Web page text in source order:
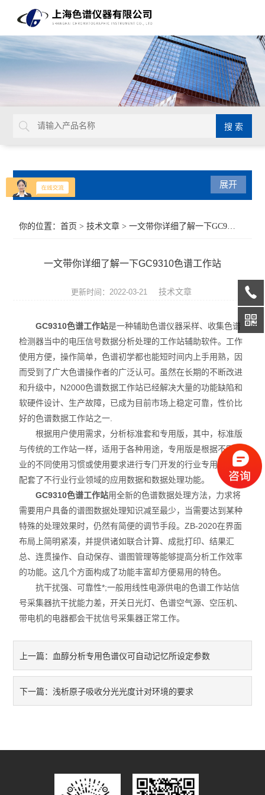
产品分类
通用型气相色谱仪
水份测定仪
微波消解/萃取仪
色谱配套设备
实验室设备
离子色谱仪
展开
你的位置：首页 >技术文章 > 一文带你详细了解一下GC9310色谱工作站
一文带你详细了解一下GC9310色谱工作站
更新时间：2022-03-21 技术文章
GC9310色谱工作站是一种辅助色谱仪器采样、收集色谱
检测器当中的电压信号数据分析处理的工作站辅助软件。工作
使用方便，操作简单，色谱初学都也能短时间内上手用熟，因
而受到了广大色谱操作者的广泛认可。虽然在长期的不断改进
和升级中，N2000色谱数据工作站已经解决大量的功能缺陷和
软硬件设计、生产故障，已成为目前市场上稳定可靠，性价比
好的色谱数据工作站之一.
根据用户使用需求，分析标准套和专用版，其中，标准版
与传统的工作站一样，适用于各种用途，专用版是根据不同行
业的不同使用习惯或使用要求进行专门开发的行业专用软件，
配套了不行业行业领域的应用数据和数据处理功能。
GC9310色谱工作站用全新的色谱数据处理方法，力求将
需要用户具备的谱图数据处理知识减至最少，当需要达到某种
特殊的处理效果时，仍然有简便的调节手段。ZB-2020在界面
布局上简明紧凑，并提供诸如联合计算、成批打印、结果汇
总、连贯操作、自动保存、谱图管理等能够提高分析工作效率
的功能。这几个方面构成了功能丰富却方便易用的特色。
抗干扰强、可靠性*;一般用线性电源供电的色谱工作站信
号采集器抗干扰能力差，开关日光灯、色谱空气源、空压机、
带电机的电器都会干扰信号采集器正常工作。
上一篇： 血醇分析专用色谱仪可自动记忆所设定参数
下一篇：浅析原子吸收分光光度计对环境的要求